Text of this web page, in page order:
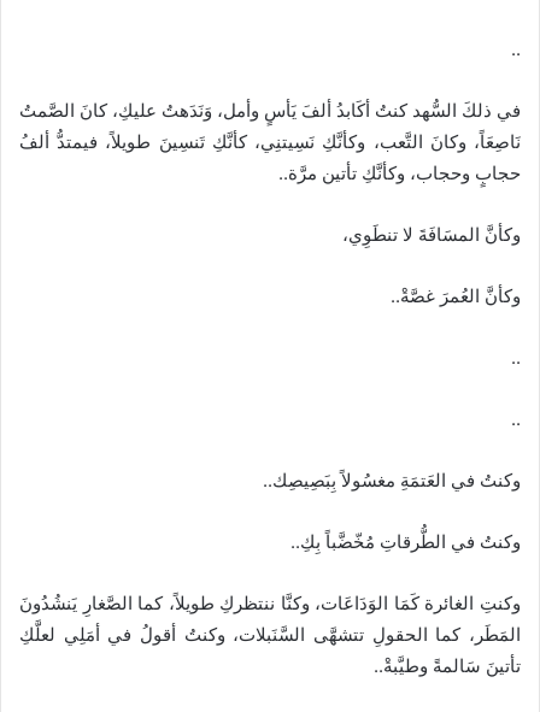
..
في ذلكَ السُّهد كنتُ أكَابدُ ألفَ يَأسٍ وأمل، وَنَدَهتُ عليكِ، كانَ الصَّمتُ
نَاصِعَاً، وكانَ التَّعب، وكأنَّكِ نَسِيتنِي، كأنَّكِ تَنسِينَ طويلاً، فيمتدُّ ألفُ
حجابٍ وحجاب، وكأنَّكِ تأتين مرَّة..
وكأنَّ المسَافَةَ لا تنطَوِي،
وكأنَّ العُمرَ غصَّةْ..
..
..
وكنتُ في العَتمَةِ مغسُولاً بِبَصِيصِك..
وكنتُ في الطُّرقاتِ مُخّضَّباً بِكِ..
وكنتِ الغائرة كَمَا الوَدَاعَات، وكنَّا ننتظركِ طويلاً، كما الصَّغارِ يَنشُدُونَ
المَطَر، كما الحقولِ تتشهَّى السَّنَبلات، وكنتُ أقولُ في أمَلِي لعلَّكِ
تأتينَ سَالمةً وطيَّبةْ..